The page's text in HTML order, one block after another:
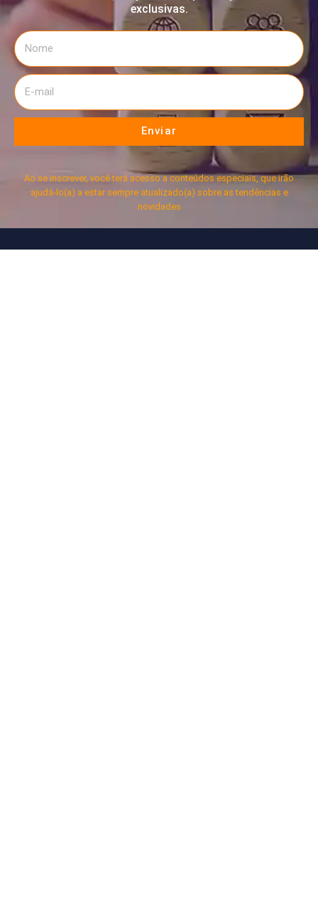
exclusivas.
Enviar
Ao se inscrever, você terá acesso a conteúdos especiais, que irão
ajudá-lo(a) a estar sempre atualizado(a) sobre as tendências e
novidades